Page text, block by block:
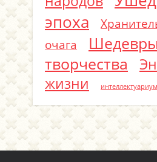
эпоха
очага
Шедевры
творчества
жизни
интеллектуариум